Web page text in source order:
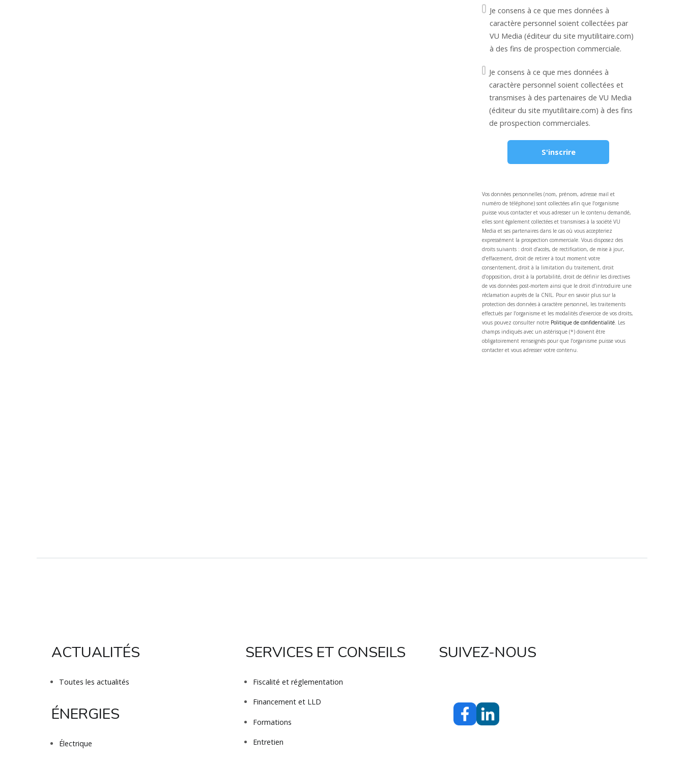
Je consens à ce que mes données à
caractère personnel soient collectées par
VU Media (éditeur du site myutilitaire.com)
à des fins de prospection commerciale.
Je consens à ce que mes données à
caractère personnel soient collectées et
transmises à des partenaires de VU Media
(éditeur du site myutilitaire.com) à des fins
de prospection commerciales.
S'inscrire
Vos données personnelles (nom, prénom, adresse mail et
numéro de téléphone) sont collectées afin que l’organisme
puisse vous contacter et vous adresser un le contenu demandé,
elles sont également collectées et transmises à la société VU
Media et ses partenaires dans le cas où vous accepteriez
expressément la prospection commerciale. Vous disposez des
droits suivants : droit d’accès, de rectification, de mise à jour,
d’effacement, droit de retirer à tout moment votre
consentement, droit à la limitation du traitement, droit
d’opposition, droit à la portabilité, droit de définir les directives
de vos données post-mortem ainsi que le droit d’introduire une
réclamation auprès de la CNIL. Pour en savoir plus sur la
protection des données à caractère personnel, les traitements
effectués par l’organisme et les modalités d’exercice de vos droits,
vous pouvez consulter notre Politique de confidentialité. Les
champs indiqués avec un astérisque (*) doivent être
obligatoirement renseignés pour que l’organisme puisse vous
contacter et vous adresser votre contenu.
ACTUALITÉS
Toutes les actualités
ÉNERGIES
Électrique
SERVICES ET CONSEILS
Fiscalité et réglementation
Financement et LLD
Formations
Entretien
SUIVEZ-NOUS